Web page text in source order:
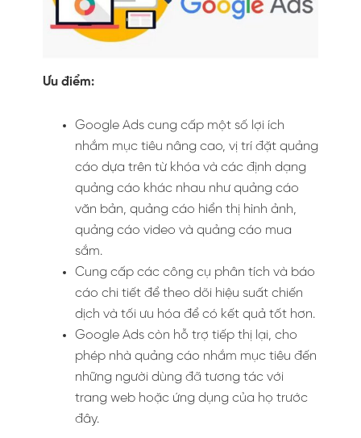
Ưu điểm:
Google Ads cung cấp một số lợi ích
nhắm mục tiêu nâng cao, vị trí đặt quảng
cáo dựa trên từ khóa và các định dạng
quảng cáo khác nhau như quảng cáo
văn bản, quảng cáo hiển thị hình ảnh,
quảng cáo video và quảng cáo mua
sắm.
Cung cấp các công cụ phân tích và báo
cáo chi tiết để theo dõi hiệu suất chiến
dịch và tối ưu hóa để có kết quả tốt hơn.
Google Ads còn hỗ trợ tiếp thị lại, cho
phép nhà quảng cáo nhắm mục tiêu đến
những người dùng đã tương tác với
trang web hoặc ứng dụng của họ trước
đây.